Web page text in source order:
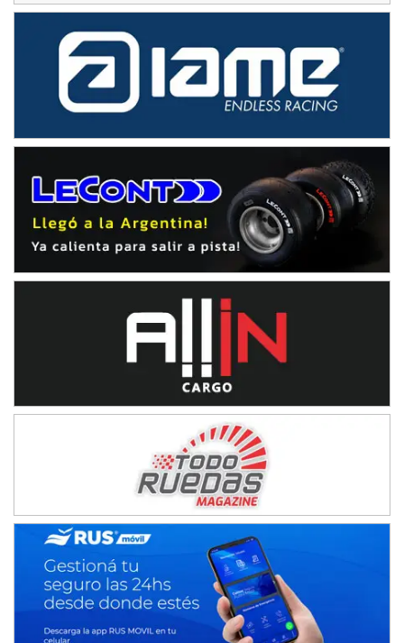
Avellaneda (Santa Fe)
SUR SANTAFESINO - F4
José Samuel Sánchez (Tierra)
Rufino (Santa Fe)
TUCUMANO - F5
El Timbó (Tucumán)